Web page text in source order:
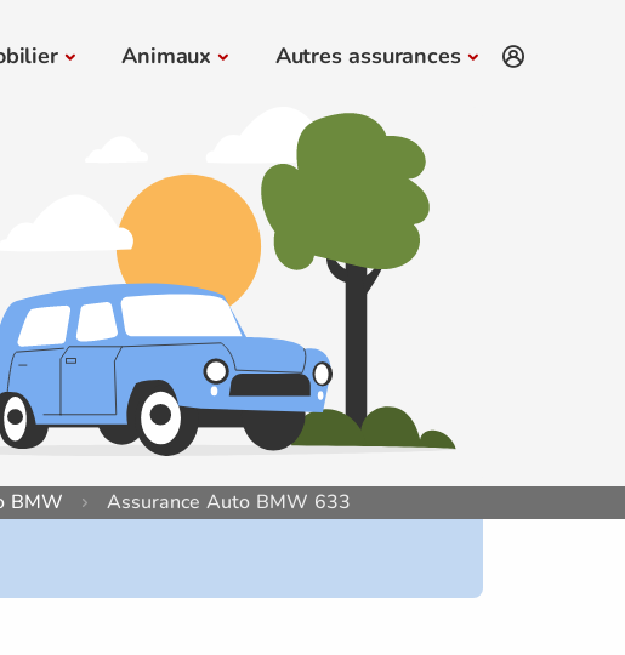
Animaux Autres assurances
BMW Assurance Auto BMW 633